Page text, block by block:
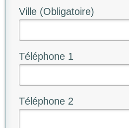
Ville (Obligatoire)
Téléphone 1
Téléphone 2